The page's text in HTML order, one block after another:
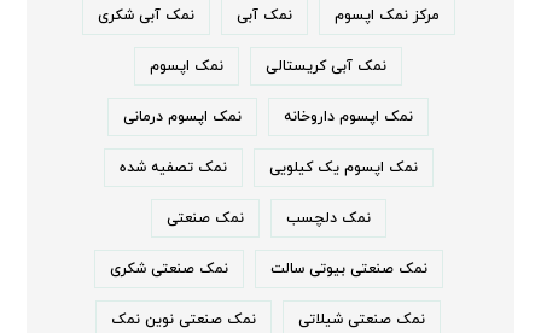
مرکز نمک اپسوم نمک آبی نمک آبی شکری
نمک آبی کریستالی نمک اپسوم
نمک اپسوم داروخانه نمک اپسوم درمانی
نمک اپسوم یک کیلویی نمک تصفیه شده
نمک دلچسب نمک صنعتی
نمک صنعتی بیوتی سالت نمک صنعتی شکری
نمک صنعتی شیلاتی نمک صنعتی نوین نمک